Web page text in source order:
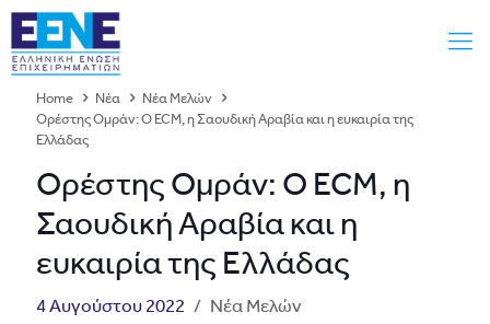
Home Νέα
Νέα Μελών
Ορέστης Ομράν: Ο ECM, η Σαουδική Αραβία και η ευκαιρία της
Ελλάδας
Ορέστης Ομράν: Ο ECM, η
Σαουδική Αραβία και η
ευκαιρία της Ελλάδας
4 Αυγούστου 2022 / Νέα Μελών